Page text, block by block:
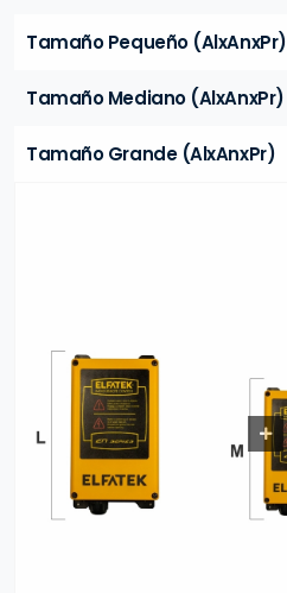
Tamaño Pequeño (AlxAnxPr)
Tamaño Mediano (AlxAnxPr)
Tamaño Grande (AlxAnxPr)